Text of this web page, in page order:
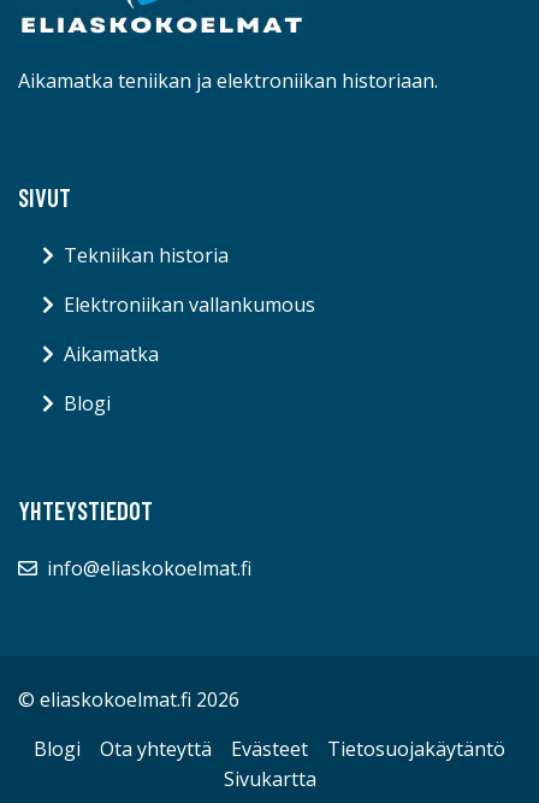
Aikamatka teniikan ja elektroniikan historiaan.
SIVUT
Tekniikan historia
Elektroniikan vallankumous
Aikamatka
Blogi
YHTEYSTIEDOT
info@eliaskokoelmat.fi
© eliaskokoelmat.fi 2026
Blogi
Ota yhteyttä Evästeet
Tietosuojakäytäntö
Sivukartta